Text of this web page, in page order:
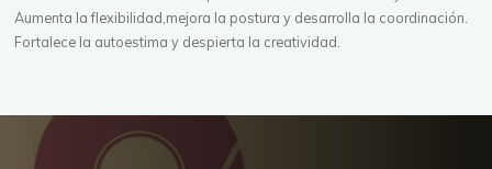
Aumenta la flexibilidad,mejora la postura y desarrolla la coordinación.
Fortalece la autoestima y despierta la creatividad.